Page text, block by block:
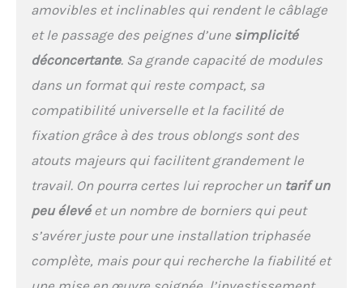
amovibles et inclinables qui rendent le câblage
et le passage des peignes d’une simplicité
déconcertante. Sa grande capacité de modules
dans un format qui reste compact, sa
compatibilité universelle et la facilité de
fixation grâce à des trous oblongs sont des
atouts majeurs qui facilitent grandement le
travail. On pourra certes lui reprocher un tarif un
peu élevéet un nombre de borniers qui peut
s’avérer juste pour une installation triphasée
complète, mais pour qui recherche la fiabilité et